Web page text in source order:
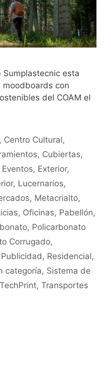
Sumplastecnic esta
moodboards con
del COAM el
, Centro Cultural,
, Cubiertas,
Eventos, Exterior,
, Lucernarios,
, Metacrialto,
, Oficinas, Pabellón,
, Policarbonato
Corrugado,
Publicidad, Residencial,
categoría, Sistema de
TechPrint, Transportes